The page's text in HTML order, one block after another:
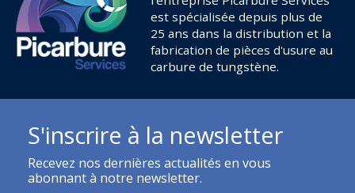
est spécialisée depuis plus de
25 ans dans la distribution et la
fabrication de pièces d'usure au
carbure de tungstène.
S'inscrire à la newsletter
Recevez nos dernières actualités en vous
abonnant à notre newsletter.